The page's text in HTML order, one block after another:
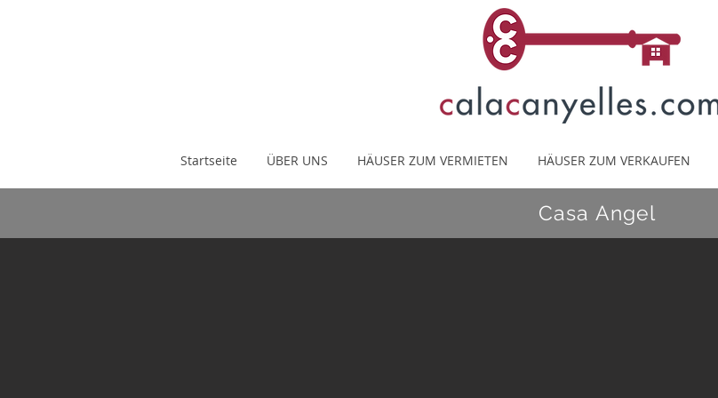
Startseite ÜBER UNS HÄUSER ZUM VERMIETEN HÄUSER ZUM VERKAUFEN
Casa Angel